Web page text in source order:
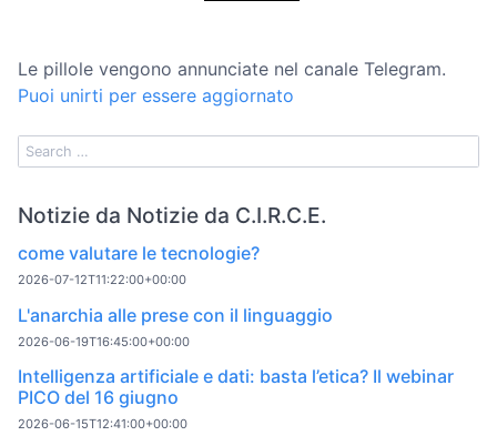
Le pillole vengono annunciate nel canale Telegram.
Puoi unirti per essere aggiornato
Notizie da Notizie da C.I.R.C.E.
come valutare le tecnologie?
2026-07-12T11:22:00+00:00
L'anarchia alle prese con il linguaggio
2026-06-19T16:45:00+00:00
Intelligenza artificiale e dati: basta l’etica? Il webinar
PICO del 16 giugno
2026-06-15T12:41:00+00:00